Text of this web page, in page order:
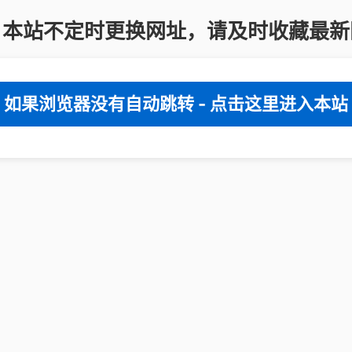
站不定时更换网址，请及时收藏最
如果浏览器没有自动跳转 - 点击这里进入本站